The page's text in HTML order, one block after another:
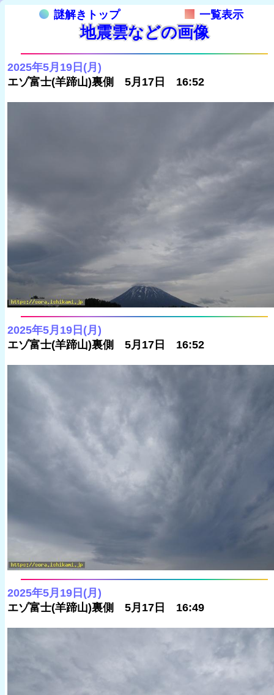
謎解きトップ 一覧表示
地震雲などの画像
2025年5月19日(月)
エゾ富士(羊蹄山)裏側 5月17日 16:52
2025年5月19日(月)
エゾ富士(羊蹄山)裏側 5月17日 16:52
2025年5月19日(月)
エゾ富士(羊蹄山)裏側 5月17日 16:49